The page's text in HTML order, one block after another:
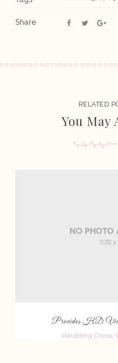
Share
RELATED
You May
Provides HD
Wedding Dress,